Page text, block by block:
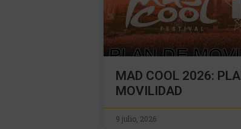
MAD COOL 2026:
MOVILIDAD
9 julio, 2026